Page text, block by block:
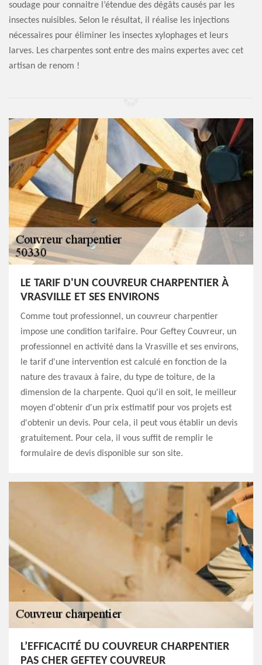
soudage pour connaitre l’étendue des dégâts causés par les
insectes nuisibles. Selon le résultat, il réalise les injections
nécessaires pour éliminer les insectes xylophages et leurs
larves. Les charpentes sont entre des mains expertes avec cet
artisan de renom !
LE TARIF D'UN COUVREUR CHARPENTIER À
VRASVILLE ET SES ENVIRONS
Comme tout professionnel, un couvreur charpentier
impose une condition tarifaire. Pour Geftey Couvreur, un
professionnel en activité dans la Vrasville et ses environs,
le tarif d'une intervention est calculé en fonction de la
nature des travaux à faire, du type de toiture, de la
dimension de la charpente. Quoi qu'il en soit, le meilleur
moyen d'obtenir d'un prix estimatif pour vos projets est
d'obtenir un devis. Pour cela, il peut vous établir un devis
gratuitement. Pour cela, il vous suffit de remplir le
formulaire de devis disponible sur son site.
L’EFFICACITÉ DU COUVREUR CHARPENTIER
PAS CHER GEFTEY COUVREUR